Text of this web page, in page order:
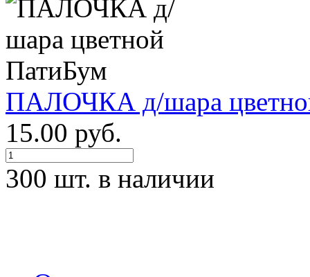
ПАЛОЧКА д/шара
15.00 руб.
300 шт. в наличии